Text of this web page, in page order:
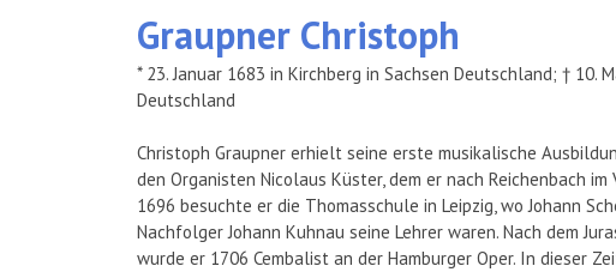
Graupner Christoph
* 23. Januar 1683 in Kirchberg in Sachsen Deutschland; † 10.
Deutschland
Christoph Graupner erhielt seine erste musikalische
den Organisten Nicolaus Küster, dem er nach Reichenbach
1696 besuchte er die Thomasschule in Leipzig, wo Johann
Nachfolger Johann Kuhnau seine Lehrer waren. Nach dem
wurde er 1706 Cembalist an der Hamburger Oper. In dieser